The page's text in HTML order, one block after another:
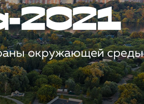
2021
окружающей среды